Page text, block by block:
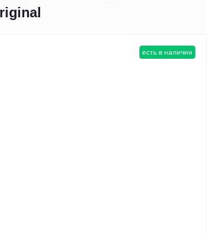
есть в наличии